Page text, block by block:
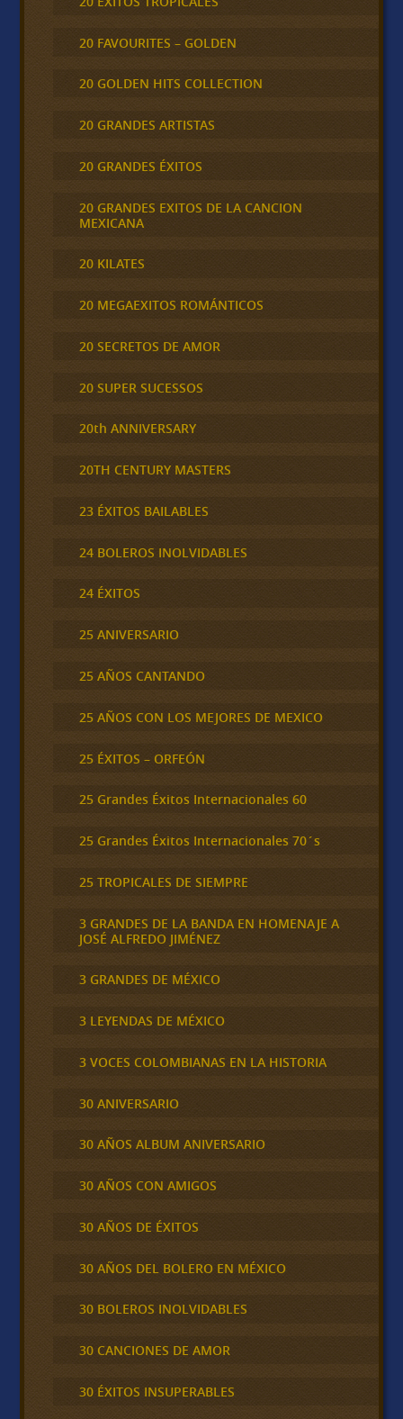
20 FAVOURITES – GOLDEN
20 GOLDEN HITS COLLECTION
20 GRANDES ARTISTAS
20 GRANDES ÉXITOS
20 GRANDES EXITOS DE LA CANCION
MEXICANA
20 KILATES
20 MEGAEXITOS ROMÁNTICOS
20 SECRETOS DE AMOR
20 SUPER SUCESSOS
20th ANNIVERSARY
20TH CENTURY MASTERS
23 ÉXITOS BAILABLES
24 BOLEROS INOLVIDABLES
24 ÉXITOS
25 ANIVERSARIO
25 AÑOS CANTANDO
25 AÑOS CON LOS MEJORES DE MEXICO
25 ÉXITOS – ORFEÓN
25 Grandes Éxitos Internacionales 60
25 Grandes Éxitos Internacionales 70´s
25 TROPICALES DE SIEMPRE
3 GRANDES DE LA BANDA EN HOMENAJE A
JOSÉ ALFREDO JIMÉNEZ
3 GRANDES DE MÉXICO
3 LEYENDAS DE MÉXICO
3 VOCES COLOMBIANAS EN LA HISTORIA
30 ANIVERSARIO
30 AÑOS ALBUM ANIVERSARIO
30 AÑOS CON AMIGOS
30 AÑOS DE ÉXITOS
30 AÑOS DEL BOLERO EN MÉXICO
30 BOLEROS INOLVIDABLES
30 CANCIONES DE AMOR
30 ÉXITOS INSUPERABLES